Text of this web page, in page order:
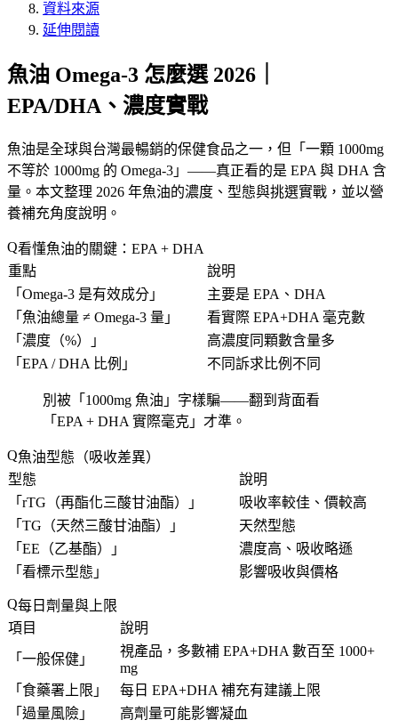
資料來源
延伸閱讀
魚油 Omega-3 怎麼選 2026｜
EPA/DHA、濃度實戰
魚油是全球與台灣最暢銷的保健食品之一，但「 一顆 1000mg
不等於 1000mg 的 Omega-3 」——真正看的是 EPA 與 DHA 含
量。本文整理 2026 年魚油的濃度、型態與挑選實戰，並以營
養補充角度說明。
看懂魚油的關鍵：EPA + DHA
重點
說明
「 Omega-3 是有效成分 」
主要是 EPA、DHA
「 魚油總量 ≠ Omega-3 量 」
看實際 EPA+DHA 毫克數
「 濃度（%） 」
高濃度同顆數含量多
「 EPA / DHA 比例 」 不同訴求比例不同
別被「1000mg 魚油」字樣騙——翻到背面看
「 EPA + DHA 實際毫克 」才準。
魚油型態（吸收差異）
型態
說明
「 rTG（再酯化三酸甘油酯） 」
吸收率較佳、價較高
「 TG（天然三酸甘油酯） 」
天然型態
「 EE（乙基酯） 」
濃度高、吸收略遜
「 看標示型態 」 影響吸收與價格
每日劑量與上限
項目
說明
「 一般保健 」
視產品，多數補 EPA+DHA 數百至 1000+
mg
「 食藥署上限 」
每日 EPA+DHA 補充有建議上限
「 過量風險 」
高劑量可能影響凝血